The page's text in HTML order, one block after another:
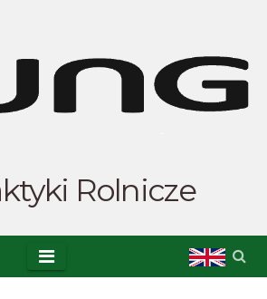
Rolnicze